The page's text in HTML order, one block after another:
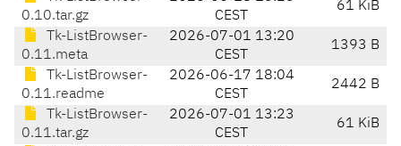
0.10.tar.gz
CEST
61 KiB
Tk-ListBrowser-
0.11.meta
2026-07-01 13:20
CEST
1393 B
Tk-ListBrowser-
0.11.readme
2026-06-17 18:04
CEST
2442 B
Tk-ListBrowser-
0.11.tar.gz
2026-07-01 13:23
CEST
61 KiB